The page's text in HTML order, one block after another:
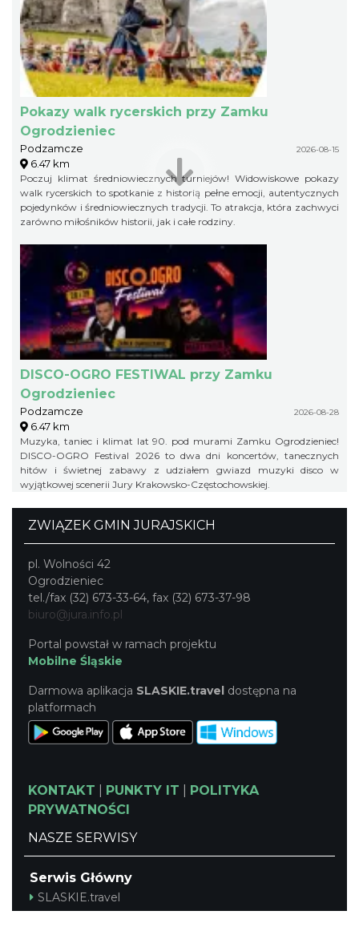
Pokazy walk rycerskich przy Zamku
Ogrodzieniec
Podzamcze 2026-08-15
6.47 km
Poczuj klimat średniowiecznych turniejów! Widowiskowe pokazy
walk rycerskich to spotkanie z historią pełne emocji, autentycznych
pojedynków i średniowiecznych tradycji. To atrakcja, która zachwyci
zarówno miłośników historii, jak i całe rodziny.
DISCO-OGRO FESTIWAL przy Zamku
Ogrodzieniec
Podzamcze 2026-08-28
6.47 km
Muzyka, taniec i klimat lat 90. pod murami Zamku Ogrodzieniec!
DISCO-OGRO Festival 2026 to dwa dni koncertów, tanecznych
hitów i świetnej zabawy z udziałem gwiazd muzyki disco w
wyjątkowej scenerii Jury Krakowsko-Częstochowskiej.
ZWIĄZEK GMIN JURAJSKICH
pl. Wolności 42
Ogrodzieniec
tel./fax (32) 673-33-64, fax (32) 673-37-98
biuro@jura.info.pl
Portal powstał w ramach projektu
Mobilne Śląskie
Darmowa aplikacja SLASKIE.travel dostępna na
platformach
KONTAKT PUNKTY IT
POLITYKA
PRYWATNOŚCI
NASZE SERWISY
Serwis Główny
SLASKIE.travel